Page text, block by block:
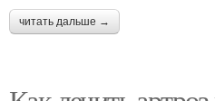
читать дальше →